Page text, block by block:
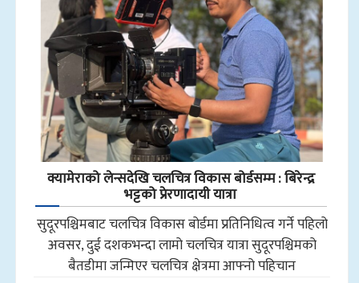
क्यामेराको लेन्सदेखि चलचित्र विकास बोर्डसम्म : बिरेन्द्र
भट्टको प्रेरणादायी यात्रा
सुदूरपश्चिमबाट चलचित्र विकास बोर्डमा प्रतिनिधित्व गर्ने पहिलो
अवसर, दुई दशकभन्दा लामो चलचित्र यात्रा सुदूरपश्चिमको
बैतडीमा जन्मिएर चलचित्र क्षेत्रमा आफ्नो पहिचान